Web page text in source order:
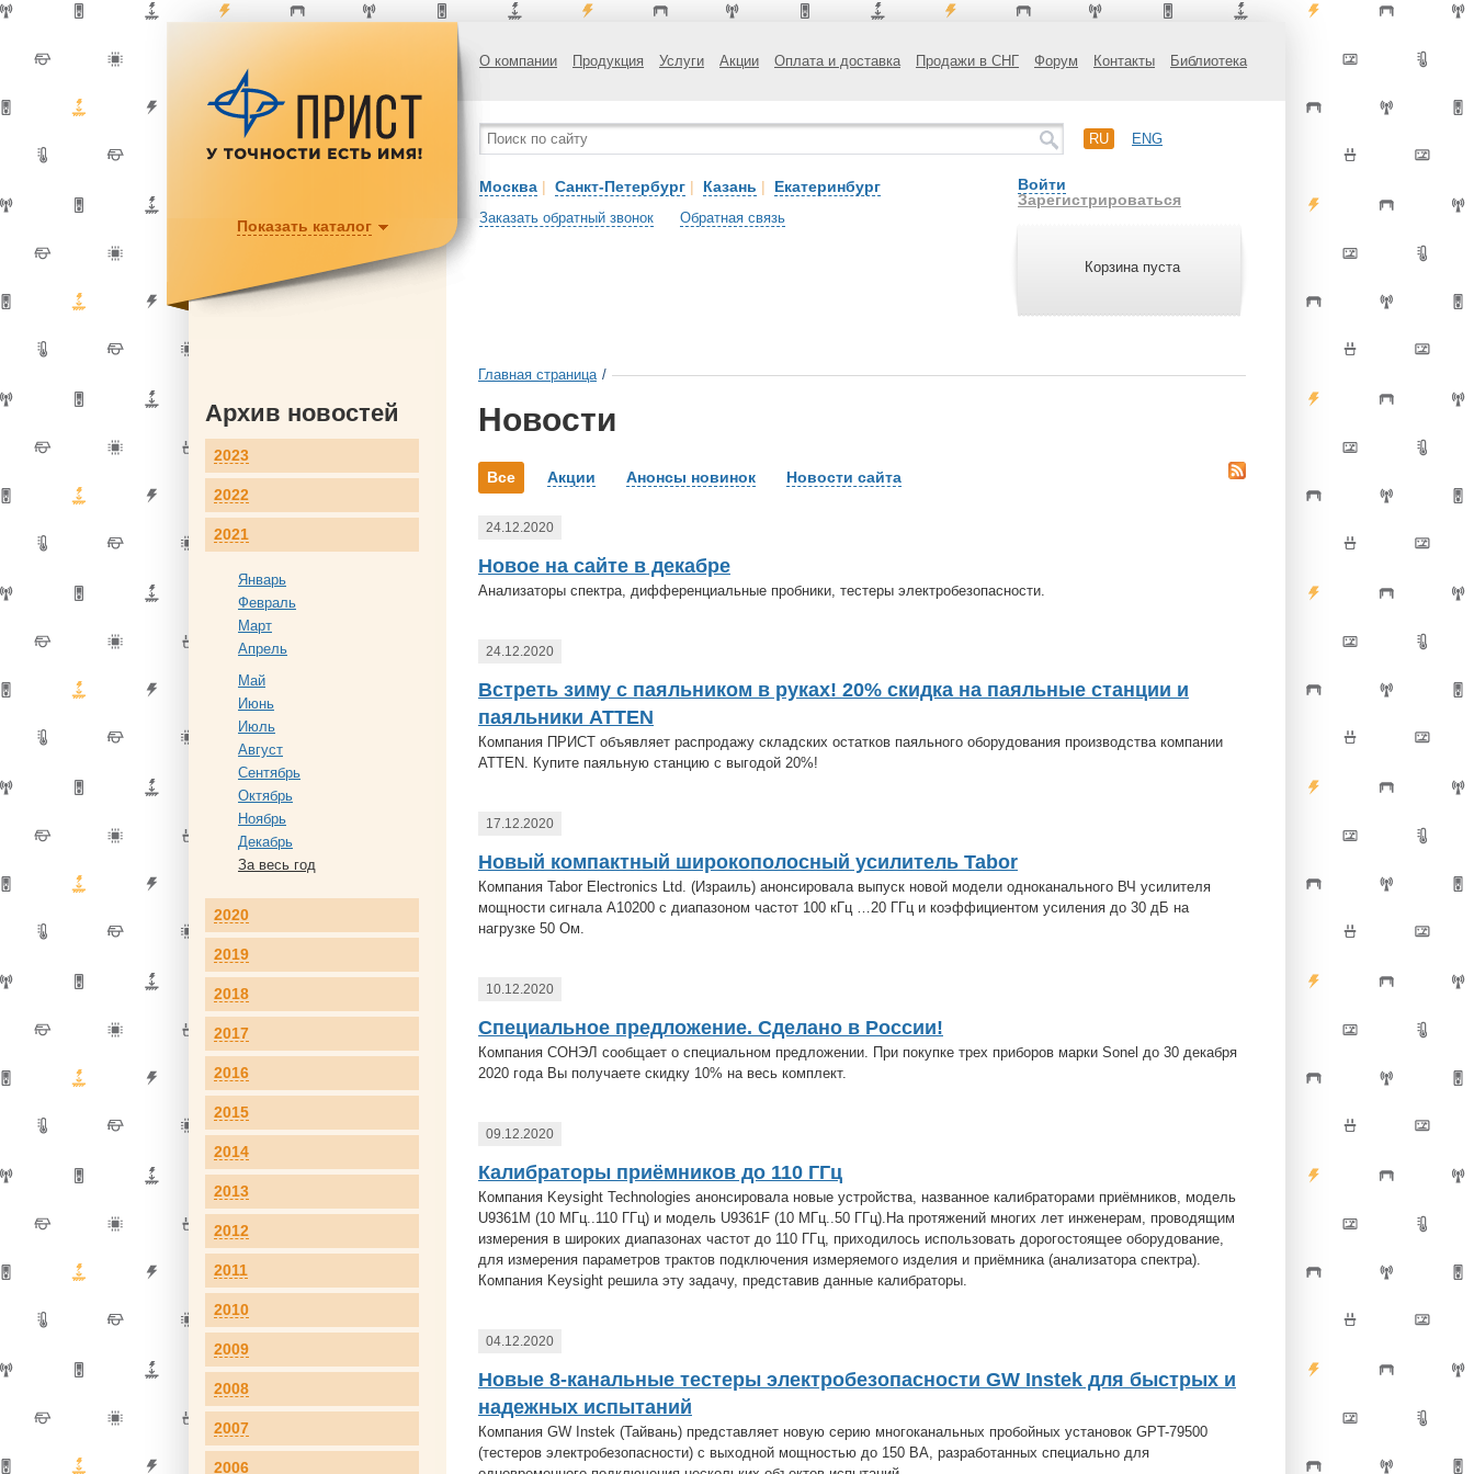
О компании Продукция Услуги Акции Оплата и доставка Продажи в СНГ Форум Контакты Библиотека
RU ENG
Москва | Санкт-Петербург | Казань | Екатеринбург
Заказать обратный звонок Обратная связь
Войти
Зарегистрироваться
Корзина пуста
Показать каталог
Архив новостей
2023
2022
2021
Январь
Февраль
Март
Апрель
Май
Июнь
Июль
Август
Сентябрь
Октябрь
Ноябрь
Декабрь
За весь год
2020
2019
2018
2017
2016
2015
2014
2013
2012
2011
2010
2009
2008
2007
2006
Главная страница /
Новости
Все Акции Анонсы новинок Новости сайта
24.12.2020
Новое на сайте в декабре
Анализаторы спектра, дифференциальные пробники, тестеры электробезопасности.
24.12.2020
Встреть зиму с паяльником в руках! 20% скидка на паяльные станции и
паяльники ATTEN
Компания ПРИСТ объявляет распродажу складских остатков паяльного оборудования производства компании
ATTEN. Купите паяльную станцию с выгодой 20%!
17.12.2020
Новый компактный широкополосный усилитель Tabor
Компания Tabor Electronics Ltd. (Израиль) анонсировала выпуск новой модели одноканального ВЧ усилителя
мощности сигнала A10200 с диапазоном частот 100 кГц …20 ГГц и коэффициентом усиления до 30 дБ на
нагрузке 50 Ом.
10.12.2020
Специальное предложение. Сделано в России!
Компания СОНЭЛ сообщает о специальном предложении. При покупке трех приборов марки Sonel до 30 декабря
2020 года Вы получаете скидку 10% на весь комплект.
09.12.2020
Калибраторы приёмников до 110 ГГц
Компания Keysight Technologies анонсировала новые устройства, названное калибраторами приёмников, модель
U9361M (10 МГц..110 ГГц) и модель U9361F (10 МГц..50 ГГц).На протяжений многих лет инженерам, проводящим
измерения в широких диапазонах частот до 110 ГГц, приходилось использовать дорогостоящее оборудование,
для измерения параметров трактов подключения измеряемого изделия и приёмника (анализатора спектра).
Компания Keysight решила эту задачу, представив данные калибраторы.
04.12.2020
Новые 8-канальные тестеры электробезопасности GW Instek для быстрых и
надежных испытаний
Компания GW Instek (Тайвань) представляет новую серию многоканальных пробойных установок GPT-79500
(тестеров электробезопасности) с выходной мощностью до 150 ВА, разработанных специально для